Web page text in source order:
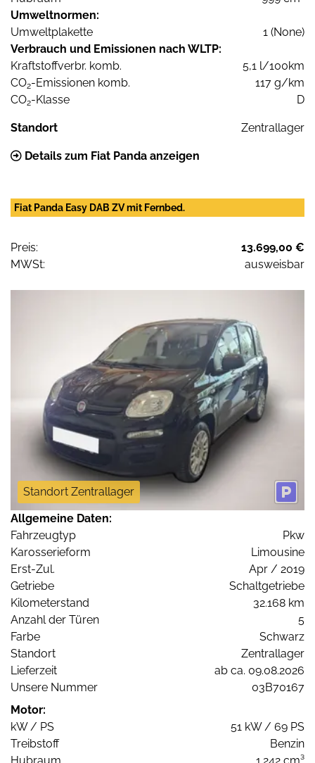
Umweltnormen:
Umweltplakette
1 (None)
Verbrauch und Emissionen nach WLTP:
Kraftstoffverbr. komb.
5,1 l/100km
CO2-Emissionen komb.
117 g/km
CO2-Klasse D
Standort Zentrallager
Details zum Fiat Panda anzeigen
Fiat Panda Easy DAB ZV mit Fernbed.
Preis:
13.699,00 €
MWSt:
ausweisbar
Standort Zentrallager
Allgemeine Daten:
Fahrzeugtyp
Pkw
Karosserieform
Limousine
Erst-Zul.
Apr / 2019
Getriebe
Schaltgetriebe
Kilometerstand
32.168 km
Anzahl der Türen
5
Farbe
Schwarz
Standort
Zentrallager
Lieferzeit
ab ca. 09.08.2026
Unsere Nummer
03B70167
Motor:
kW / PS
51 kW / 69 PS
Treibstoff
Benzin